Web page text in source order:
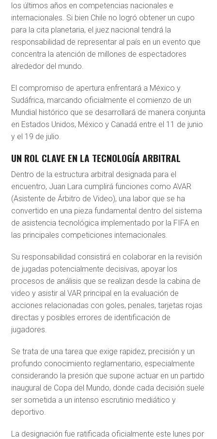
los últimos años en competencias nacionales e
internacionales. Si bien Chile no logró obtener un cupo
para la cita planetaria, el juez nacional tendrá la
responsabilidad de representar al país en un evento que
concentra la atención de millones de espectadores
alrededor del mundo.
El compromiso de apertura enfrentará a México y
Sudáfrica, marcando oficialmente el comienzo de un
Mundial histórico que se desarrollará de manera conjunta
en Estados Unidos, México y Canadá entre el 11 de junio
y el 19 de julio.
UN ROL CLAVE EN LA TECNOLOGÍA ARBITRAL
Dentro de la estructura arbitral designada para el
encuentro, Juan Lara cumplirá funciones como AVAR
(Asistente de Árbitro de Video), una labor que se ha
convertido en una pieza fundamental dentro del sistema
de asistencia tecnológica implementado por la FIFA en
las principales competiciones internacionales.
Su responsabilidad consistirá en colaborar en la revisión
de jugadas potencialmente decisivas, apoyar los
procesos de análisis que se realizan desde la cabina de
video y asistir al VAR principal en la evaluación de
acciones relacionadas con goles, penales, tarjetas rojas
directas y posibles errores de identificación de
jugadores.
Se trata de una tarea que exige rapidez, precisión y un
profundo conocimiento reglamentario, especialmente
considerando la presión que supone actuar en un partido
inaugural de Copa del Mundo, donde cada decisión suele
ser sometida a un intenso escrutinio mediático y
deportivo.
La designación fue ratificada oficialmente este lunes por